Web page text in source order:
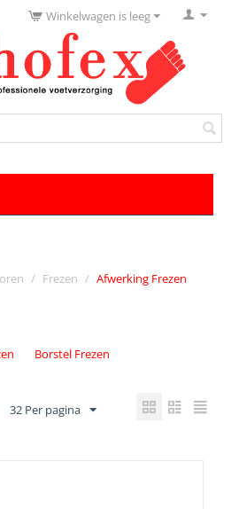
Winkelwagen is leeg
/ Frezen / Afwerking Frezen
Borstel Frezen
32 Per pagina